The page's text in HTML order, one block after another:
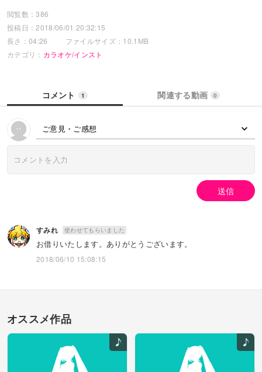
閲覧数：386
投稿日：2018/06/01 20:32:15
長さ：04:26
ファイルサイズ：10.1MB
カテゴリ： カラオケ/インスト
コメント 1 関連する動画 0
ご意見・ご感想
送信
すみれ 使わせてもらいました
お借りいたします。ありがとうございます。
2018/06/10 15:08:15
オススメ作品